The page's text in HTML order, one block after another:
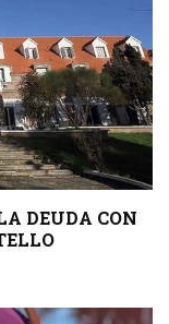
DEUDA CON